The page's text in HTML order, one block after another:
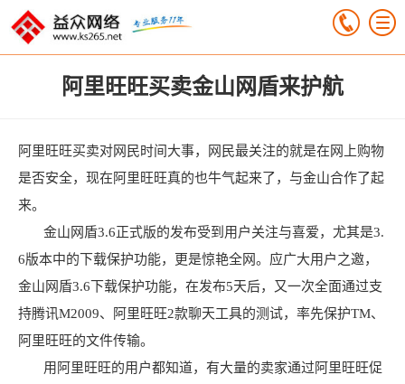
阿里旺旺买卖金山网盾来护航
阿里旺旺买卖对网民时间大事，网民最关注的就是在网上购物
是否安全，现在阿里旺旺真的也牛气起来了，与金山合作了起
来。
金山网盾3.6正式版的发布受到用户关注与喜爱，尤其是3.
6版本中的下载保护功能，更是惊艳全网。应广大用户之邀，
金山网盾3.6下载保护功能，在发布5天后，又一次全面通过支
持腾讯M2009、阿里旺旺2款聊天工具的测试，率先保护TM、
阿里旺旺的文件传输。
用阿里旺旺的用户都知道，有大量的卖家通过阿里旺旺促